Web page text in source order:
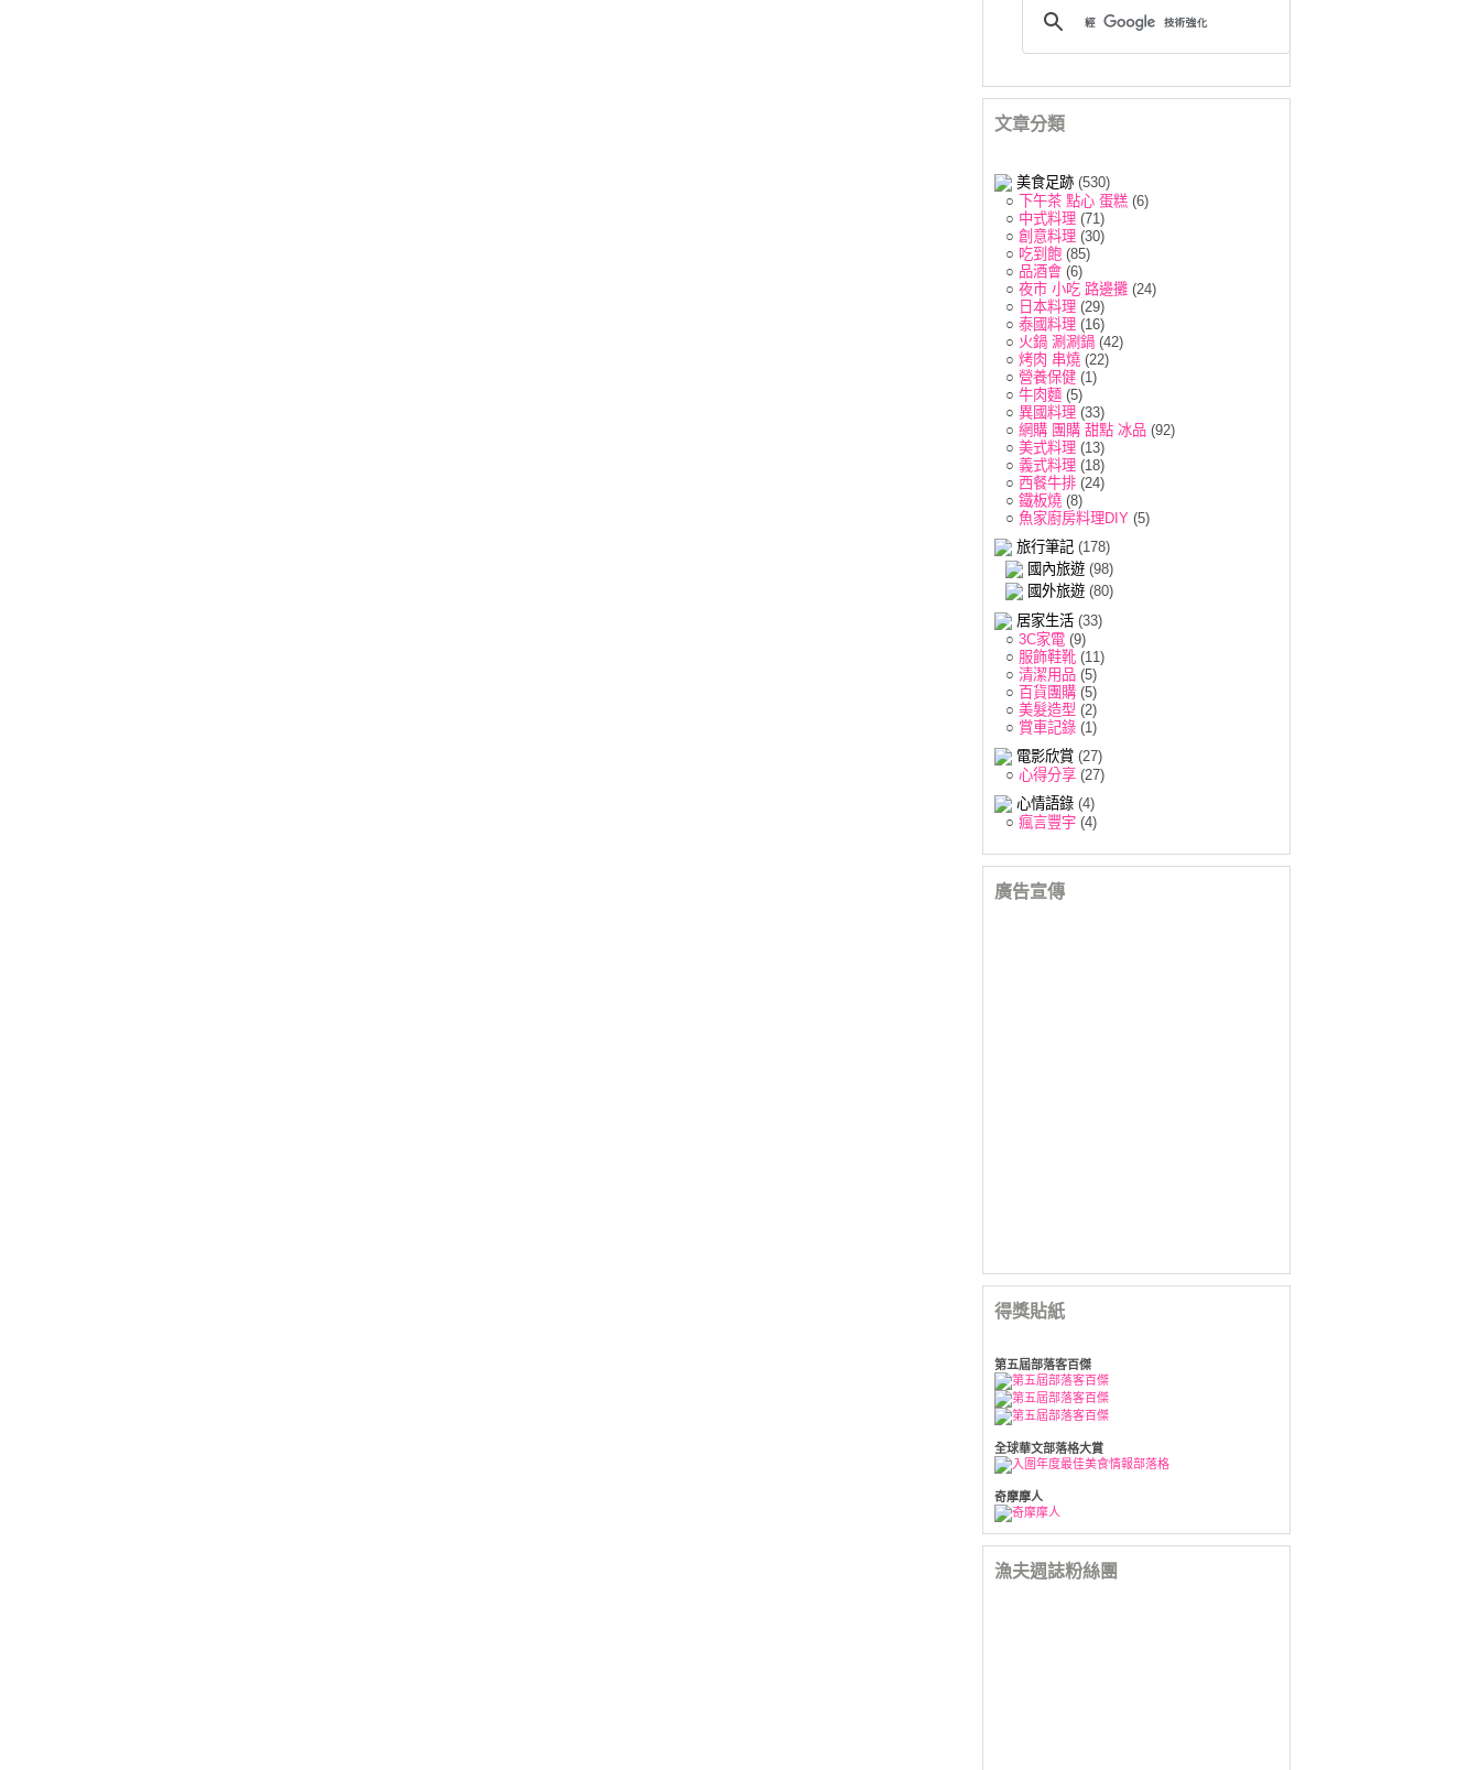
文章分類
美食足跡 (530)
○
下午茶 點心 蛋糕 (6)
○ 中式料理 (71)
○ 創意料理 (30)
○ 吃到飽 (85)
○ 品酒會 (6)
○ 夜市 小吃 路邊攤 (24)
○ 日本料理 (29)
○ 泰國料理 (16)
○ 火鍋 涮涮鍋 (42)
○ 烤肉 串燒 (22)
○ 營養保健 (1)
○ 牛肉麵 (5)
○ 異國料理 (33)
○ 網購 團購 甜點 冰品 (92)
○ 美式料理 (13)
○ 義式料理 (18)
○ 西餐牛排 (24)
○ 鐵板燒 (8)
○ 魚家廚房料理DIY (5)
旅行筆記 (178)
國內旅遊 (98)
國外旅遊 (80)
居家生活 (33)
○ 3C家電 (9)
○ 服飾鞋靴 (11)
○ 清潔用品 (5)
○ 百貨團購 (5)
○ 美髮造型 (2)
○ 賞車記錄 (1)
電影欣賞 (27)
○ 心得分享 (27)
心情語錄 (4)
○ 瘋言豐宇 (4)
廣告宣傳
得獎貼紙
第五屆部落客百傑
全球華文部落格大賞
奇摩摩人
漁夫週誌粉絲團